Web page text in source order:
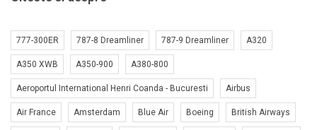
777-300ER 787-8 Dreamliner 787-9 Dreamliner A320
A350 XWB A350-900 A380-800
Aeroportul International Henri Coanda - Bucuresti Airbus
Air France Amsterdam Blue Air Boeing British Airways